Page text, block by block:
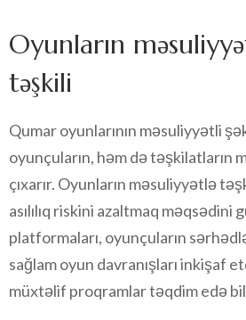
Oyunların
təşkili
Qumar oyunlarının məsuliyyətli
oyunçuların, həm də təşkilatların
çıxarır. Oyunların məsuliyyətlə
asılılıq riskini azaltmaq məqsədini
platformaları, oyunçuların
sağlam oyun davranışları inkişaf
müxtəlif proqramlar təqdim edə